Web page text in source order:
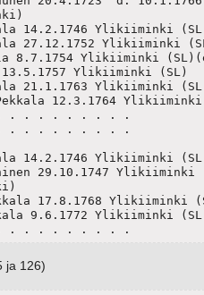
14.2.1746 Ylikiiminki
27.12.1752 Ylikiiminki
8.7.1754 Ylikiiminki
13.5.1757 Ylikiiminki (SL)
21.1.1763 Ylikiiminki
12.3.1764
. . . . . . . . .
. . . . . . . . .
14.2.1746 Ylikiiminki
29.10.1747 Ylikiiminki
17.8.1768 Ylikiiminki
9.6.1772 Ylikiiminki
. . . . . . . . .
ja 126)